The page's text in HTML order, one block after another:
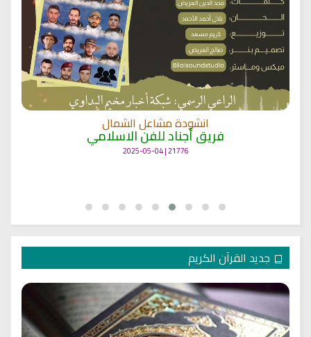
انشودة مشاعل الشمال
فريق أجناد للفن الاسلامي
21776 | 2025-05-04
جديد القرآن الكريم